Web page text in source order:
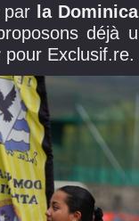
par la
déjà
pour Exclusif.re.